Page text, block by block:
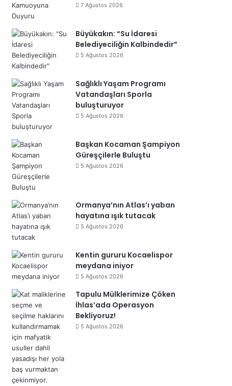
7 Ağustos 2026
Büyükakın: “Su İdaresi
Belediyeciliğin Kalbindedir”
5 Ağustos 2026
Sağlıklı Yaşam Programı
Vatandaşları Sporla
buluşturuyor
5 Ağustos 2026
Başkan Kocaman Şampiyon
Güreşçilerle Buluştu
5 Ağustos 2026
Ormanya’nın Atlas’ı yaban
hayatına ışık tutacak
5 Ağustos 2026
Kentin gururu Kocaelispor
meydana iniyor
5 Ağustos 2026
Tapulu Mülklerimize Çöken
İhlas’ada Operasyon
Bekliyoruz!
5 Ağustos 2026